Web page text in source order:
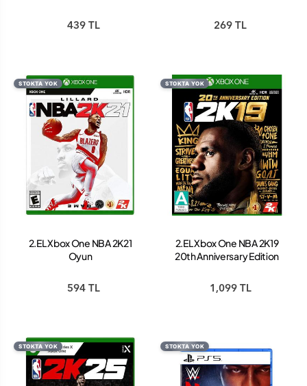
439 TL 269 TL
STOKTA YOK
2.EL Xbox One NBA 2K21
Oyun
594 TL
STOKTA YOK
2.EL Xbox One NBA 2K19
20th Anniversary Edition
1,099 TL
STOKTA YOK STOKTA YOK